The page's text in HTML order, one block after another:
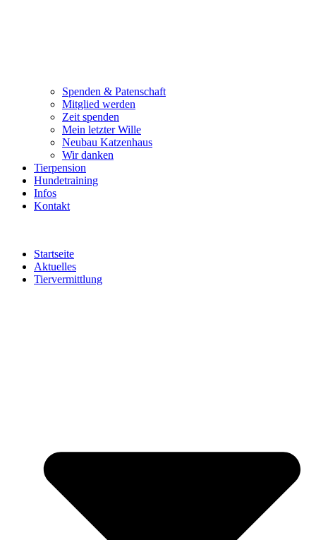
Spenden & Patenschaft
Mitglied werden
Zeit spenden
Mein letzter Wille
Neubau Katzenhaus
Wir danken
Tierpension
Hundetraining
Infos
Kontakt
Startseite
Aktuelles
Tiervermittlung